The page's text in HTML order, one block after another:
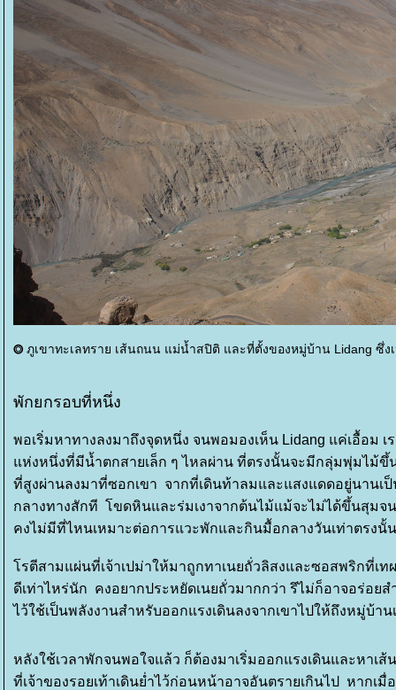
⭗ ภูเขาทะเลทราย เส้นถนน แม่น้ำสปิติ และที่ตั้งของหมู่บ้าน Lidang ซึ่
พักยกรอบที่หนึ่ง
พอเริ่มหาทางลงมาถึงจุดหนึ่ง จนพอมองเห็น Lidang แค่เอื้อม
ห่งหนึ่งที่มีน้ำตกสายเล็ก ๆ ไหลผ่าน ที่ตรงนั้นจะมีกลุ่มพุ่มไม้ขึ้
ที่สูงผ่านลงมาที่ซอกเขา จากที่เดินท้าลมและแสงแดดอยู่นานเป็
กลางทางสักที โขดหินและร่มเงาจากต้นไม้แม้จะไม่ได้ขึ้นสุม
คงไม่มีที่ไหนเหมาะต่อการแวะพักและกินมื้อกลางวันเท่าตรงนั้
รตีสามแผ่นที่เจ้าเปม่าให้มาถูกทาเนยถั่วลิสงและซอสพริกที่เท
ดีเท่าไหร่นัก คงอยากประหยัดเนยถั่วมากกว่า รึไม่ก็อาจอร่อ
ไว้ใช้เป็นพลังงานสำหรับออกแรงเดินลงจากเขาไปให้ถึงหมู่บ้า
หลังใช้เวลาพักจนพอใจแล้ว ก็ต้องมาเริ่มออกแรงเดินและหาเ
ที่เจ้าของรอยเท้าเดินย่ำไว้ก่อนหน้าอาจอันตรายเกินไป หากเ